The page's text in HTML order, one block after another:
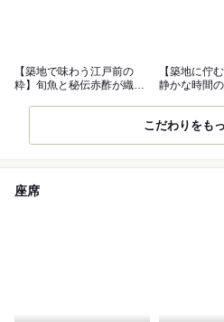
【築地で味わう江戸前の
粋】旬魚と秘伝赤酢が織り
【築地に佇
静かな時間
こだわりをも
座席